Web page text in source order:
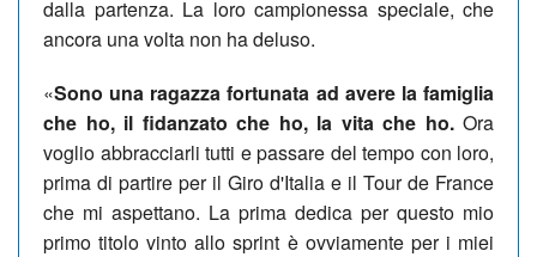
dalla partenza. La loro campionessa speciale, che
ancora una volta non ha deluso.
«Sono una ragazza fortunata ad avere la famiglia
che ho, il fidanzato che ho, la vita che ho.Ora
voglio abbracciarli tutti e passare del tempo con loro,
prima di partire per il Giro d'Italia e il Tour de France
che mi aspettano. La prima dedica per questo mio
primo titolo vinto allo sprint è ovviamente per i miei